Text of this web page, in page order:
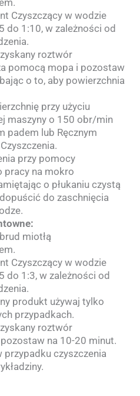
Czyszczący w wodzie
do 1:10, w zależności od
roztwór
pomocą mopa i pozostaw
o to, aby powierzchnia
przy użyciu
maszyny o 150 obr/min
padem lub Ręcznym
przy pomocy
pracy na mokro
o płukaniu czystą
do zaschnięcia
miotłą
Czyszczący w wodzie
do 1:3, w zależności od
produkt używaj tylko
przypadkach.
roztwór
na 10-20 minut.
przypadku czyszczenia